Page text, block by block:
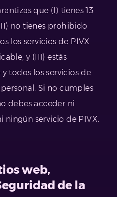
que (I) tienes 13
no tienes prohibido
los servicios de PIVX
y (III) estás
todos los servicios de
Si no cumples
debes acceder ni
ningún servicio de PIVX.
web,
de la